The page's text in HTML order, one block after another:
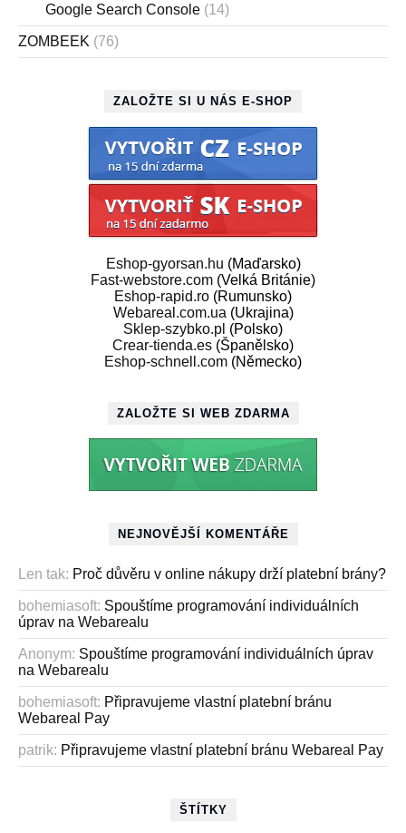
Google Search Console (14)
ZOMBEEK (76)
ZALOŽTE SI U NÁS E-SHOP
Eshop-gyorsan.hu (Maďarsko)
Fast-webstore.com (Velká Británie)
Eshop-rapid.ro (Rumunsko)
Webareal.com.ua (Ukrajina)
Sklep-szybko.pl (Polsko)
Crear-tienda.es (Španělsko)
Eshop-schnell.com (Německo)
ZALOŽTE SI WEB ZDARMA
NEJNOVĚJŠÍ KOMENTÁŘE
Len tak: Proč důvěru v online nákupy drží platební brány?
bohemiasoft: Spouštíme programování individuálních
úprav na Webarealu
Anonym: Spouštíme programování individuálních úprav
na Webarealu
bohemiasoft: Připravujeme vlastní platební bránu
Webareal Pay
patrik: Připravujeme vlastní platební bránu Webareal Pay
ŠTÍTKY